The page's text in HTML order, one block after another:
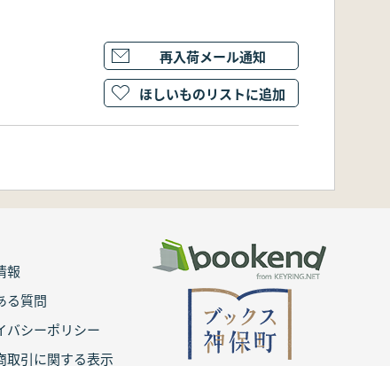
再入荷メール通知
ほしいものリストに追加
報
る質問
バシーポリシー
取引に関する表示